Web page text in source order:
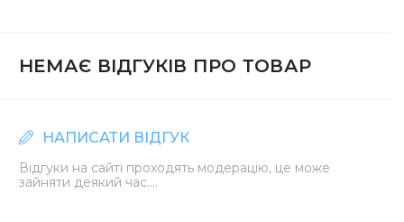
НЕМАЄ ВІДГУКІВ ПРО ТОВАР
НАПИСАТИ ВІДГУК
Відгуки на сайті проходять модерацію, це може
зайняти деякий час....